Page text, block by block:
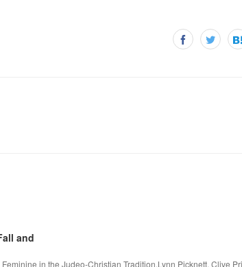
and
in the Judeo-Christian Tradition.Lynn Picknett, Clive